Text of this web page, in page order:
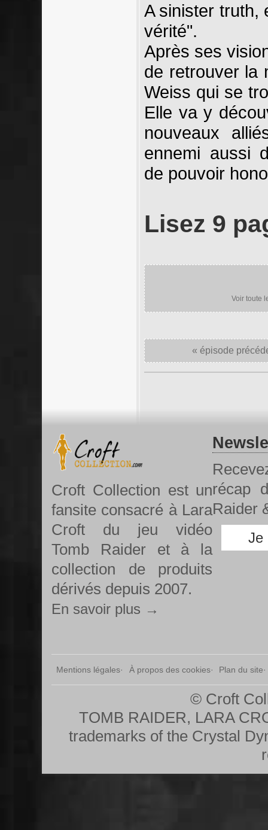
A sinister truth,
vérité".
Après ses
de retrouver la
Weiss qui se
Elle va y
nouveaux
ennemi aussi
de pouvoir
Lisez 9
Voir toute
« épisode
Croft Collection est un
fansite consacré à Lara
Croft du jeu vidéo
Tomb Raider et à la
collection de produits
dérivés depuis 2007.
En savoir plus →
récap
Raider
Je
Mentions légales À propos des cookies Plan du site
© Croft
TOMB RAIDER, LARA
trademarks of the Crystal